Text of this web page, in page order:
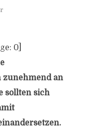
0]
an
sollten sich